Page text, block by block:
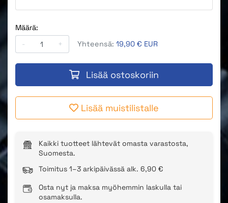
Määrä:
-
+ Yhteensä: 19,90 € EUR
Lisää ostoskoriin
Lisää muistilistalle
Kaikki tuotteet lähtevät omasta varastosta,
Suomesta.
Toimitus 1–3 arkipäivässä alk. 6,90 €
Osta nyt ja maksa myöhemmin laskulla tai
osamaksulla.